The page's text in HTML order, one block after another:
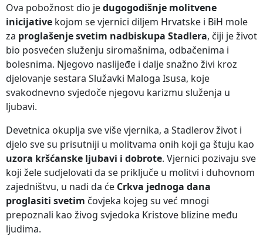
Ova pobožnost dio jedugogodišnje molitvene
inicijative kojom se vjernici diljem Hrvatske i BiH mole
za proglašenje svetim nadbiskupa Stadlera, čiji je život
bio posvećen služenju siromašnima, odbačenima i
bolesnima. Njegovo naslijeđe i dalje snažno živi kroz
djelovanje sestara Služavki Maloga Isusa, koje
svakodnevno svjedoče njegovu karizmu služenja u
ljubavi.
Devetnica okuplja sve više vjernika, a Stadlerov život i
djelo sve su prisutniji u molitvama onih koji ga štuju kao
uzora kršćanske ljubavi i dobrote. Vjernici pozivaju sve
koji žele sudjelovati da se priključe u molitvi i duhovnom
zajedništvu, u nadi da će Crkva jednoga dana
proglasiti svetim čovjeka kojeg su već mnogi
prepoznali kao živog svjedoka Kristove blizine među
ljudima.